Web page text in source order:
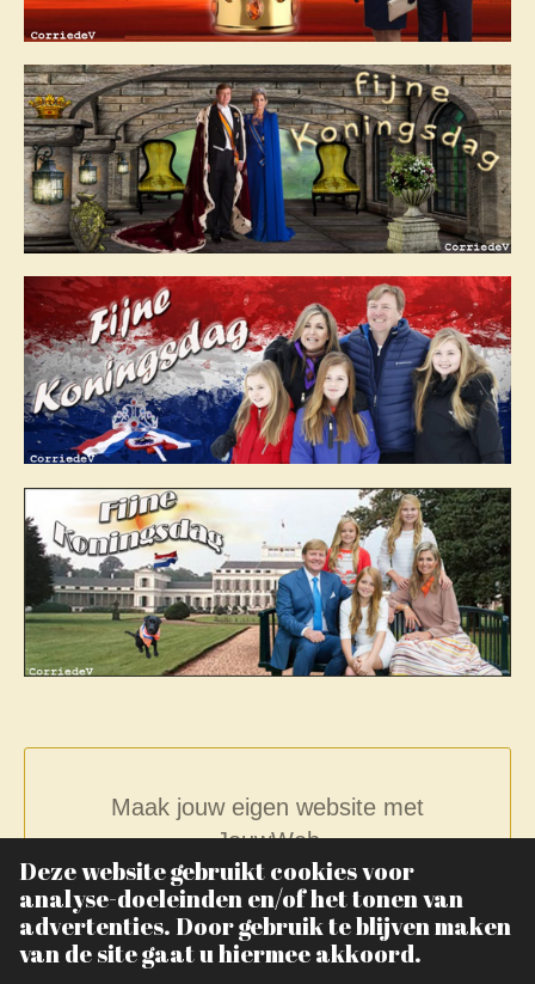
Deze website gebruikt cookies voor
analyse-doeleinden en/of het tonen van
advertenties. Door gebruik te blijven maken
van de site gaat u hiermee akkoord.
Maak jouw eigen website met
JouwWeb